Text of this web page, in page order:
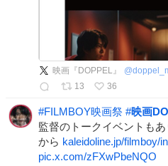
映画『DOPPEL』 @
13
36
#FILMBOY映画祭 #映画
監督のトークイベントも
から kaleidoline.jp/filmboy/
pic.x.com/zFXwPbeNQO